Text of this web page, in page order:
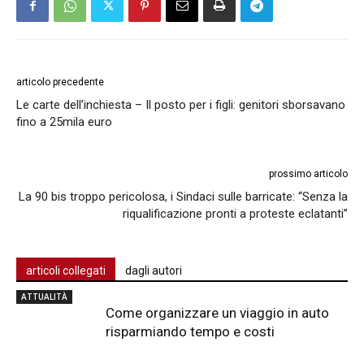
articolo precedente
Le carte dell’inchiesta – Il posto per i figli: genitori sborsavano
fino a 25mila euro
prossimo articolo
La 90 bis troppo pericolosa, i Sindaci sulle barricate: “Senza la
riqualificazione pronti a proteste eclatanti”
articoli collegati dagli autori
ATTUALITÀ
Come organizzare un viaggio in auto
risparmiando tempo e costi